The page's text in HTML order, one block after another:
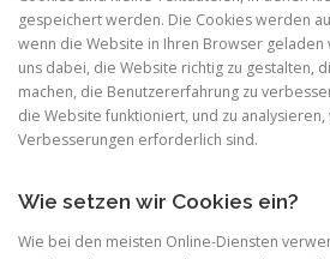
gespeichert werden. Die Cookies werden
wenn die Website in Ihren Browser
uns dabei, die Website richtig zu gestalten,
machen, die Benutzererfahrung zu
die Website funktioniert, und zu
Verbesserungen erforderlich sind.
Wie setzen wir Cookies ein?
Wie bei den meisten Online-Diensten